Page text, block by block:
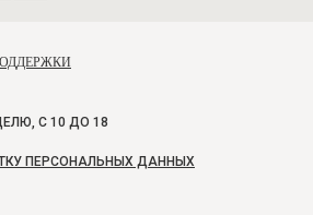
С 10 ДО 18
ПЕРСОНАЛЬНЫХ ДАННЫХ